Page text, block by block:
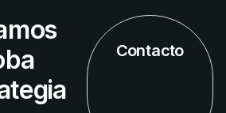
Contacto